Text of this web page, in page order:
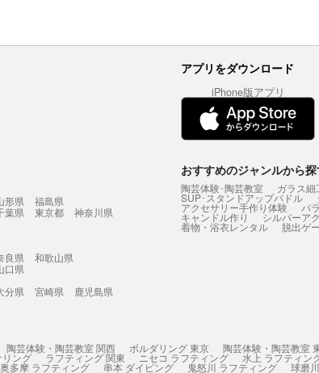
アプリをダウンロード
iPhone版アプリ
形県
福島県
葉県 東京都
神奈川県
良県
和歌山県
口県
分県 宮崎県
鹿児島県
おすすめのジャンルから
陶芸体験･陶芸教室 ガラス細
SUP･スタンドアップパドル
アクセサリー手作り体験 パ
キャンドル作り シルバーア
着物・浴衣レンタル 脱出ゲ
陶芸体験・陶芸教室 関西 ボルダリング 東京 陶芸体験・陶芸教室
ング ラフティング 関東 ニセコ ラフティング 水上 ラフティン
奥多摩 ラフティング 串本 ダイビング 鬼怒川 ラフティング 球磨